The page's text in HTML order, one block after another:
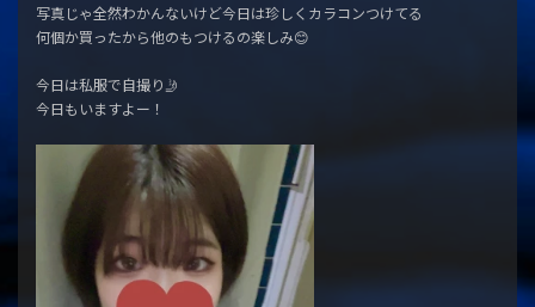
写真じゃ全然わかんないけど今日は珍しくカラコンつけてる
何個か買ったから他のもつけるの楽しみ😊
今日は私服で自撮り🤳
今日もいますよー！